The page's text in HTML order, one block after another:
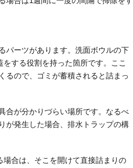
パーツがあります。洗面ボウルの下
する役割を持った箇所です。ここ
るので、ゴミが蓄積されると詰まっ
合が分かりづらい場所です。なるべ
が発生した場合、排水トラップの構
合は、そこを開けて直接詰まりの